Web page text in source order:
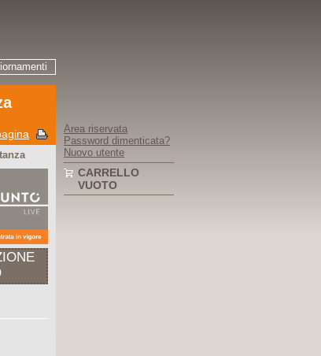
Area riservata
Password dimenticata?
Nuovo utente
CARRELLO
VUOTO